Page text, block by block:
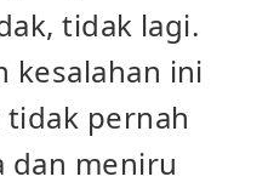
tidak lagi.
kesalahan ini
pernah
dan meniru